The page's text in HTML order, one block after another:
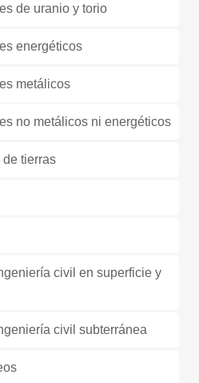
de uranio y torio
energéticos
metálicos
no metálicos ni energéticos
tierras
civil en superficie y
civil subterránea